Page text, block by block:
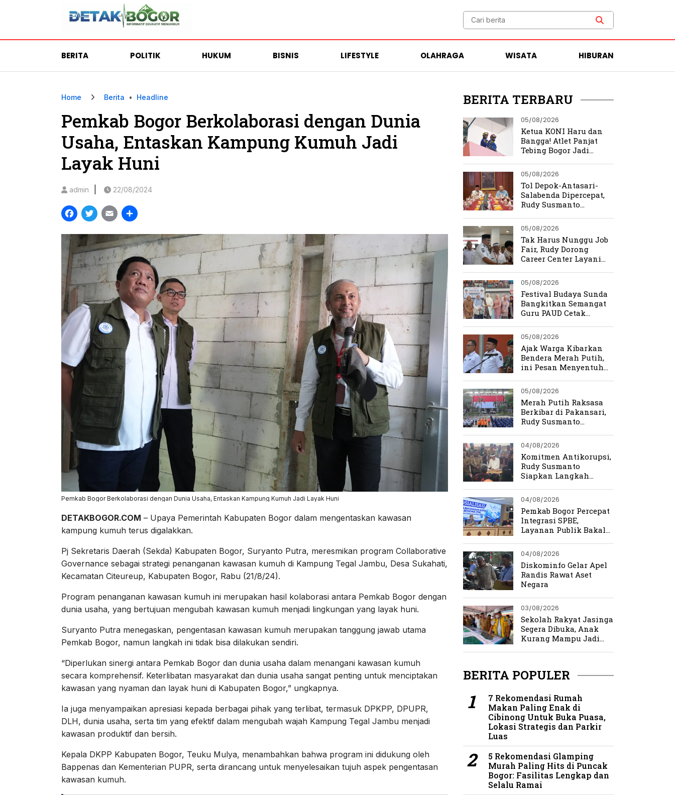
BERITA POLITIK HUKUM BISNIS LIFESTYLE OLAHRAGA WISATA HIBURAN
Home Berita • Headline
Pemkab Bogor Berkolaborasi dengan Dunia
Usaha, Entaskan Kampung Kumuh Jadi
Layak Huni
admin 22/08/2024
Facebook
Twitter
Email
Pemkab Bogor Berkolaborasi dengan Dunia Usaha, Entaskan Kampung Kumuh Jadi Layak Huni
DETAKBOGOR.COM – Upaya Pemerintah Kabupaten Bogor dalam mengentaskan kawasan
kampung kumuh terus digalakkan.
Pj Sekretaris Daerah (Sekda) Kabupaten Bogor, Suryanto Putra, meresmikan program Collaborative
Governance sebagai strategi penanganan kawasan kumuh di Kampung Tegal Jambu, Desa Sukahati,
Kecamatan Citeureup, Kabupaten Bogor, Rabu (21/8/24).
Program penanganan kawasan kumuh ini merupakan hasil kolaborasi antara Pemkab Bogor dengan
dunia usaha, yang bertujuan mengubah kawasan kumuh menjadi lingkungan yang layak huni.
Suryanto Putra menegaskan, pengentasan kawasan kumuh merupakan tanggung jawab utama
Pemkab Bogor, namun langkah ini tidak bisa dilakukan sendiri.
“Diperlukan sinergi antara Pemkab Bogor dan dunia usaha dalam menangani kawasan kumuh
secara komprehensif. Keterlibatan masyarakat dan dunia usaha sangat penting untuk menciptakan
kawasan yang nyaman dan layak huni di Kabupaten Bogor,” ungkapnya.
Ia juga menyampaikan apresiasi kepada berbagai pihak yang terlibat, termasuk DPKPP, DPUPR,
DLH, dunia usaha, serta tim yang efektif dalam mengubah wajah Kampung Tegal Jambu menjadi
kawasan produktif dan bersih.
Kepala DKPP Kabupaten Bogor, Teuku Mulya, menambahkan bahwa program ini didukung oleh
Bappenas dan Kementerian PUPR, serta dirancang untuk menyelesaikan tujuh aspek pengentasan
kawasan kumuh.
BERITA TERBARU
05/08/2026
Ketua KONI Haru dan
Bangga! Atlet Panjat
Tebing Bogor Jadi
Merah Putih Raksasa
05/08/2026
Tol Depok-Antasari-
Salabenda Dipercepat,
Rudy Susmanto
Magnet Investasi
05/08/2026
Tak Harus Nunggu Job
Fair, Rudy Dorong
Career Center Layani
Hari
05/08/2026
Festival Budaya Sunda
Bangkitkan Semangat
Guru PAUD Cetak
05/08/2026
Ajak Warga Kibarkan
Bendera Merah Putih,
ini Pesan Menyentuh
05/08/2026
Merah Putih Raksasa
Berkibar di Pakansari,
Rudy Susmanto
Perjuangan
Kemerdekaan
04/08/2026
Komitmen Antikorupsi,
Rudy Susmanto
Siapkan Langkah
Pemerintahan
04/08/2026
Pemkab Bogor Percepat
Integrasi SPBE,
Layanan Publik Bakal
Terpadu
04/08/2026
Diskominfo Gelar Apel
Randis Rawat Aset
Negara
03/08/2026
Sekolah Rakyat Jasinga
Segera Dibuka, Anak
Kurang Mampu Jadi
BERITA POPULER
7 Rekomendasi Rumah
Makan Paling Enak di
Cibinong Untuk Buka Puasa,
Lokasi Strategis dan Parkir
Luas
5 Rekomendasi Glamping
Murah Paling Hits di Puncak
Bogor: Fasilitas Lengkap dan
Selalu Ramai